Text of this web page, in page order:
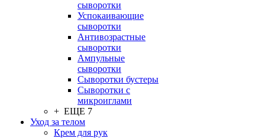
сыворотки
Успокаивающие
сыворотки
Антивозрастные
сыворотки
Ампульные
сыворотки
Сыворотки бустеры
Сыворотки с
микроиглами
+ ЕЩЕ 7
Уход за телом
Крем для рук